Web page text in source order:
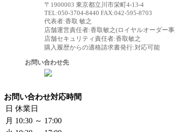
〒1900003 東京都立川市栄町4-13-4
TEL:050-3704-8440 FAX:042-595-8703
代表者:香取 敏之
店舗運営責任者:香取敏之(ロイヤルオーダー
店舗セキュリティ責任者:香取敏之
購入履歴からの適格請求書発行:対応可能
お問い合わせ先
お問い合わせ対応時間
日 休業日
月 10:30 ～ 17:00